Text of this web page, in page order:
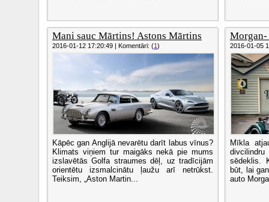
Mani sauc Mārtins! Astons Mārtins
2016-01-12 17:20:49 | Komentāri: (1)
Kāpēc gan Anglijā nevarētu darīt labus vīnus?
Klimats viņiem tur maigāks nekā pie mums
izslavētās Golfa straumes dēļ, uz tradīcijām
orientētu izsmalcinātu ļaužu arī netrūkst.
Teiksim, „Aston Martin...
Morgan-
2016-01-05
Mīkla
sēdeklis.
būt, lai
auto